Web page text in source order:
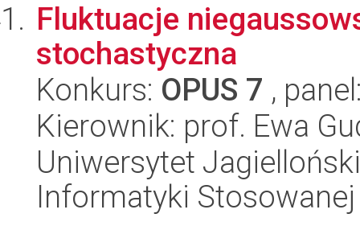
Fluktuacje
stochastyczna
Konkurs: OPUS 7 ,
Kierownik: prof. Ewa
Uniwersytet
Informatyki Stosowanej